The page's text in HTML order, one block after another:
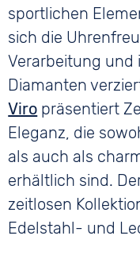
sportlichen
sich die
Verarbeitung und
Diamanten
Viro präsentiert
Eleganz, die
als auch als
erhältlich sind.
zeitlosen
Edelstahl- und